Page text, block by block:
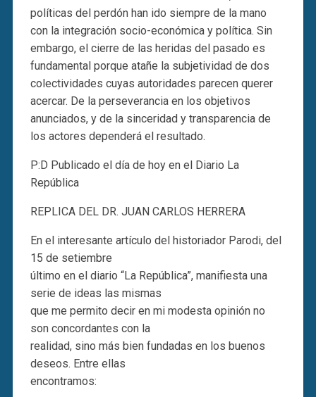
políticas del perdón han ido siempre de la mano
con la integración socio-económica y política. Sin
embargo, el cierre de las heridas del pasado es
fundamental porque atañe la subjetividad de dos
colectividades cuyas autoridades parecen querer
acercar. De la perseverancia en los objetivos
anunciados, y de la sinceridad y transparencia de
los actores dependerá el resultado.
P:D Publicado el día de hoy en el Diario La
República
REPLICA DEL DR. JUAN CARLOS HERRERA
En el interesante artículo del historiador Parodi, del
15 de setiembre
último en el diario “La República”, manifiesta una
serie de ideas las mismas
que me permito decir en mi modesta opinión no
son concordantes con la
realidad, sino más bien fundadas en los buenos
deseos. Entre ellas
encontramos: